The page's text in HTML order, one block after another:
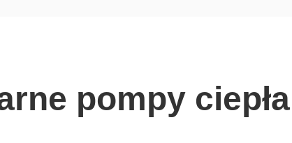
pompy ciepła